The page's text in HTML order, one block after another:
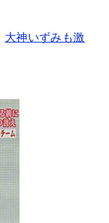
大神いずみも激